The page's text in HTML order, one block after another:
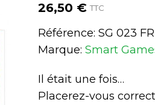
26,50 € TTC
Référence: SG 023 FR
Marque: Smart
Il était une fois…
Placerez-vous